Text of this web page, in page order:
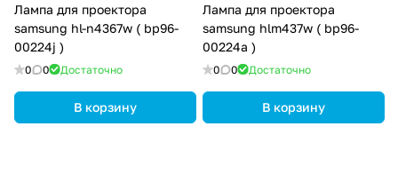
Лампа для проектора
samsung hl-n4367w ( bp96-
00224j )
0 0 Достаточно
В корзину
Лампа для проектора
samsung hlm437w ( bp96-
00224a )
0 0 Достаточно
В корзину